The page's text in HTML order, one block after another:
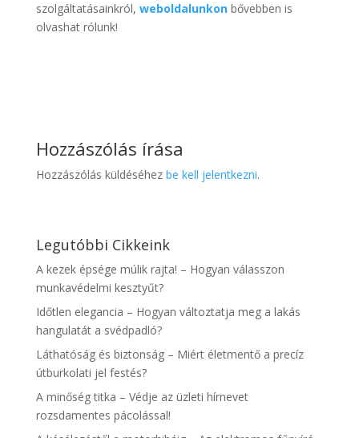
szolgáltatásainkról, weboldalunkonbővebben is
olvashat rólunk!
Hozzászólás írása
Hozzászólás küldéséhez be kell jelentkezni.
Legutóbbi Cikkeink
A kezek épsége múlik rajta! – Hogyan válasszon
munkavédelmi kesztyűt?
Időtlen elegancia – Hogyan változtatja meg a lakás
hangulatát a svédpadló?
Láthatóság és biztonság – Miért életmentő a precíz
útburkolati jel festés?
A minőség titka – Védje az üzleti hírnevet
rozsdamentes pácolással!